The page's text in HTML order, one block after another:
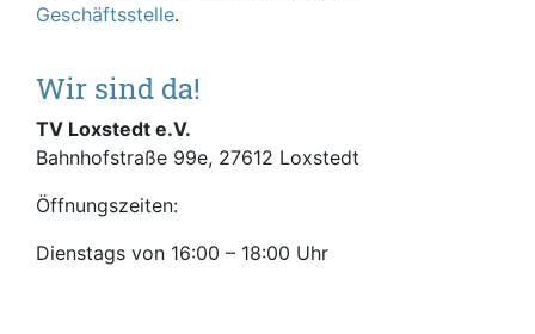
Geschäftsstelle.
Wir sind da!
TV Loxstedt e.V.
Bahnhofstraße 99e, 27612 Loxstedt
Öffnungszeiten:
Dienstags von 16:00 – 18:00 Uhr